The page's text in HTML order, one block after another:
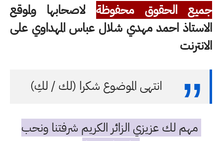
جميع الحقوق محفوظة لاصحابها ولموقع
الاستاذ احمد مهدي شلال عباس المهداوي على
الانترنت
انتهى الموضوع شكرا (لك / لكِ)
مهم لك عزيزي الزائر الكريم شرفتنا ونحب